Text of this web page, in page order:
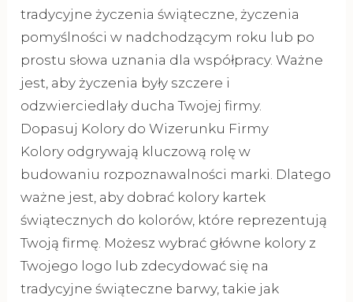
tradycyjne życzenia świąteczne, życzenia
pomyślności w nadchodzącym roku lub po
prostu słowa uznania dla współpracy. Ważne
jest, aby życzenia były szczere i
odzwierciedlały ducha Twojej firmy.
Dopasuj Kolory do Wizerunku Firmy
Kolory odgrywają kluczową rolę w
budowaniu rozpoznawalności marki. Dlatego
ważne jest, aby dobrać kolory kartek
świątecznych do kolorów, które reprezentują
Twoją firmę. Możesz wybrać główne kolory z
Twojego logo lub zdecydować się na
tradycyjne świąteczne barwy, takie jak